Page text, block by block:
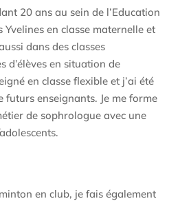
20 ans au sein de l’Education
Yvelines en classe maternelle et
dans des classes
d’élèves en situation de
en classe flexible et j’ai été
enseignants. Je me forme
de sophrologue avec une
en club, je fais également